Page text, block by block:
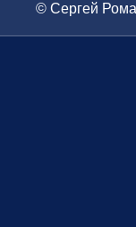
© Сергей